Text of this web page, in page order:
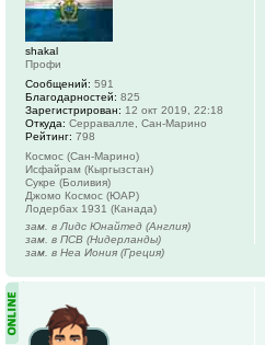
shakal
Профи
Сообщений: 591
Благодарностей: 825
Зарегистрирован: 12 окт 2019, 22:18
Откуда: Серравалле, Сан-Марино
Рейтинг: 798
Космос (Сан-Марино)
Исфайрам (Кыргызстан)
Сукре (Боливия)
Джомо Космос (ЮАР)
Лодербах 1931 (Канада)
зам. в Лидс Юнайтед (Англия)
зам. в ПСВ (Нидерланды)
зам. в Неа Иония (Греция)